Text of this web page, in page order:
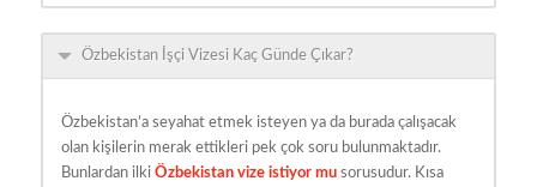
Özbekistan İşçi Vizesi Kaç Günde Çıkar?
Özbekistan’a seyahat etmek isteyen ya da burada çalışacak
olan kişilerin merak ettikleri pek çok soru bulunmaktadır.
Bunlardan ilki Özbekistan vize istiyor mu sorusudur. Kısa